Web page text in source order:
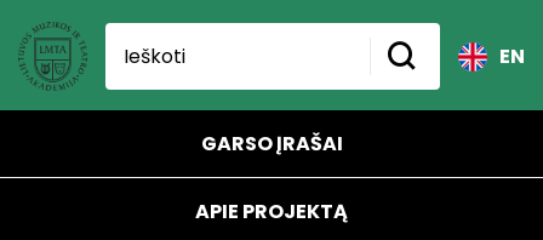
EN
GARSO ĮRAŠAI
APIE PROJEKTĄ